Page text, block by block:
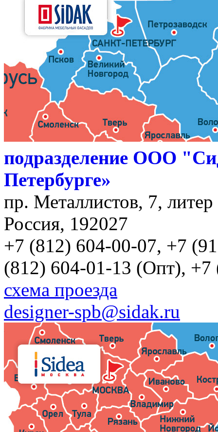
подразделение ООО
Петербурге»
пр. Металлистов, 7,
Россия, 192027
+7 (812) 604-00-07, +7
(812) 604-01-13 (Опт), +7
схема проезда
designer-spb@sidak.ru